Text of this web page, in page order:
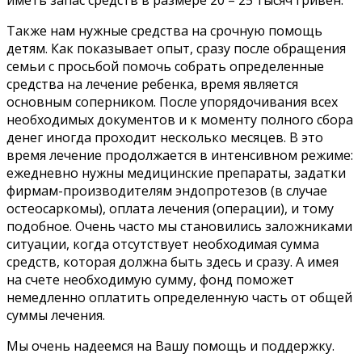
Также нам нужные средства на срочную помощь
детям. Как показывает опыт, сразу после обращения
семьи с просьбой помочь собрать определенные
средства на лечение ребенка, время является
основным соперником. После упорядочивания всех
необходимых документов и к моменту полного сбора
денег иногда проходит несколько месяцев. В это
время лечение продолжается в интенсивном режиме:
ежедневно нужны медицинские препараты, задатки
фирмам-производителям эндопротезов (в случае
остеосаркомы), оплата лечения (операции), и тому
подобное. Очень часто мы становились заложниками
ситуации, когда отсутствует необходимая сумма
средств, которая должна быть здесь и сразу. А имея
на счете необходимую сумму, фонд поможет
немедленно оплатить определенную часть от общей
суммы лечения.
Мы очень надеемся на Вашу помощь и поддержку.